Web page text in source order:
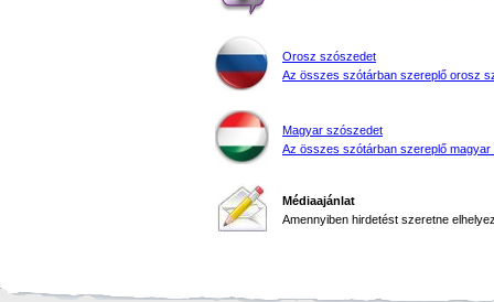
Orosz szószedet
Az összes szótárban szereplő orosz
Magyar szószedet
Az összes szótárban szereplő magyar
Médiaajánlat
Amennyiben hirdetést szeretne